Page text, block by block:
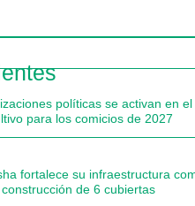
políticas se activan en
para los comicios de 2027
fortalece su infraestructura
de 6 cubiertas